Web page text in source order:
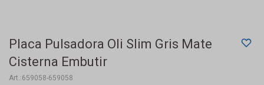
Placa Pulsadora Oli Slim Gris Mate
Cisterna Embutir
659058-659058